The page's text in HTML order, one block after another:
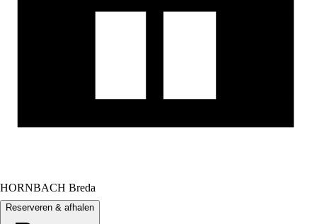
HORNBACH Breda
Reserveren & afhalen